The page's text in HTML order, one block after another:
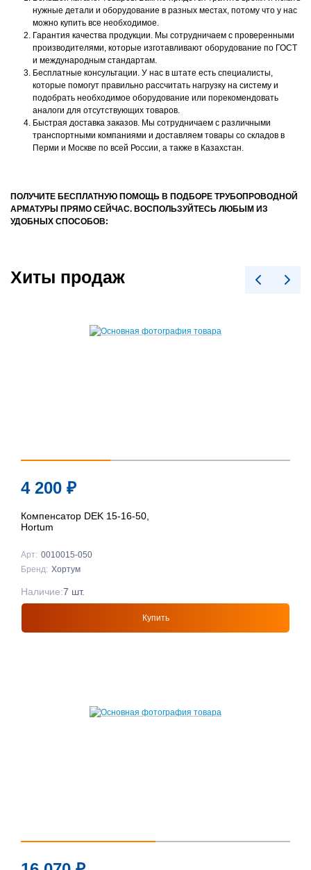
нужные детали и оборудование в разных местах, потому что у нас
можно купить все необходимое.
Гарантия качества продукции. Мы сотрудничаем с проверенными
производителями, которые изготавливают оборудование по ГОСТ
и международным стандартам.
Бесплатные консультации. У нас в штате есть специалисты,
которые помогут правильно рассчитать нагрузку на систему и
подобрать необходимое оборудование или порекомендовать
аналоги для отсутствующих товаров.
Быстрая доставка заказов. Мы сотрудничаем с различными
транспортными компаниями и доставляем товары со складов в
Перми и Москве по всей России, а также в Казахстан.
ПОЛУЧИТЕ БЕСПЛАТНУЮ ПОМОЩЬ В ПОДБОРЕ ТРУБОПРОВОДНОЙ
АРМАТУРЫ ПРЯМО СЕЙЧАС. ВОСПОЛЬЗУЙТЕСЬ ЛЮБЫМ ИЗ
УДОБНЫХ СПОСОБОВ:
Хиты продаж
4 200 ₽
Компенсатор DEK 15-16-50,
Hortum
Арт: 0010015-050
Бренд: Хортум
Купить
Наличие:7 шт.